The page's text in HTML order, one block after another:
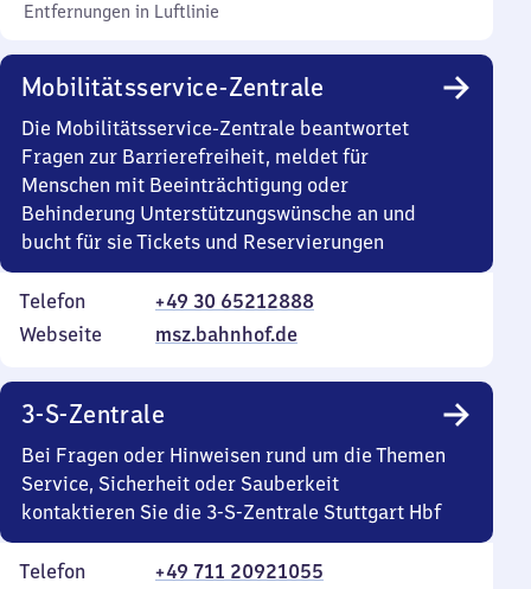
Entfernungen in Luftlinie
Mobilitätsservice-Zentrale
Die Mobilitätsservice-Zentrale beantwortet
Fragen zur Barrierefreiheit, meldet für
Menschen mit Beeinträchtigung oder
Behinderung Unterstützungswünsche an und
bucht für sie Tickets und Reservierungen
Telefon
+49 30 65212888
Webseite
msz.bahnhof.de
3-S-Zentrale
Bei Fragen oder Hinweisen rund um die Themen
Service, Sicherheit oder Sauberkeit
kontaktieren Sie die 3-S-Zentrale Stuttgart Hbf
Telefon
+49 711 20921055